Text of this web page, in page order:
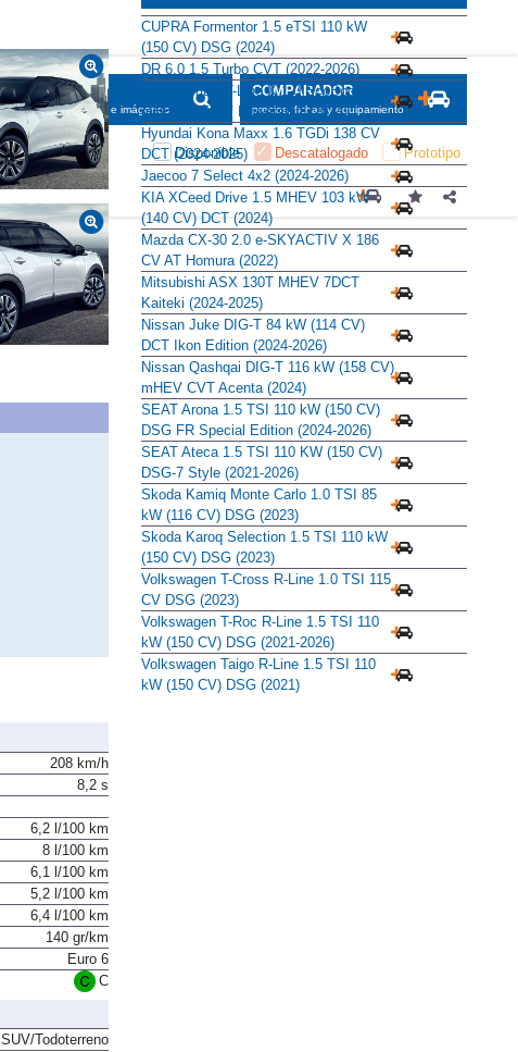
BUSCADOR
informaciones, fichas e imágenes
COMPARADOR
precios, fichas y equipamiento
Disponible Descatalogado Prototipo
208 km/h
8,2 s
6,2 l/100 km
8 l/100 km
6,1 l/100 km
5,2 l/100 km
6,4 l/100 km
140 gr/km
Euro 6
C
SUV/Todoterreno
CUPRA Formentor 1.5 eTSI 110 kW
(150 CV) DSG (2024)
DR 6.0 1.5 Turbo CVT (2022-2026)
Ford Puma ST-Line X 1.0 EcoBoost
mHEV 155 CV Powershift (2024)
Hyundai Kona Maxx 1.6 TGDi 138 CV
DCT (2024-2025)
Jaecoo 7 Select 4x2 (2024-2026)
KIA XCeed Drive 1.5 MHEV 103 kW
(140 CV) DCT (2024)
Mazda CX-30 2.0 e-SKYACTIV X 186
CV AT Homura (2022)
Mitsubishi ASX 130T MHEV 7DCT
Kaiteki (2024-2025)
Nissan Juke DIG-T 84 kW (114 CV)
DCT Ikon Edition (2024-2026)
Nissan Qashqai DIG-T 116 kW (158 CV)
mHEV CVT Acenta (2024)
SEAT Arona 1.5 TSI 110 kW (150 CV)
DSG FR Special Edition (2024-2026)
SEAT Ateca 1.5 TSI 110 KW (150 CV)
DSG-7 Style (2021-2026)
Skoda Kamiq Monte Carlo 1.0 TSI 85
kW (116 CV) DSG (2023)
Skoda Karoq Selection 1.5 TSI 110 kW
(150 CV) DSG (2023)
Volkswagen T-Cross R-Line 1.0 TSI 115
CV DSG (2023)
Volkswagen T-Roc R-Line 1.5 TSI 110
kW (150 CV) DSG (2021-2026)
Volkswagen Taigo R-Line 1.5 TSI 110
kW (150 CV) DSG (2021)